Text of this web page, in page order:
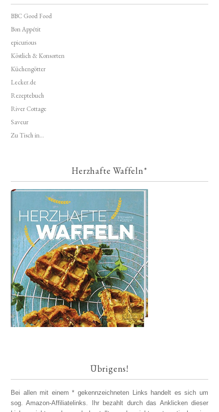
BBC Good Food
Bon Appétit
epicurious
Köstlich & Konsorten
Küchengötter
Lecker.de
Rezeptebuch
River Cottage
Saveur
Zu Tisch in...
Herzhafte Waffeln*
Übrigens!
Bei allen mit einem * gekennzeichneten Links handelt es sich um
sog. Amazon-Affiliatelinks. Ihr bezahlt durch das Anklicken dieser